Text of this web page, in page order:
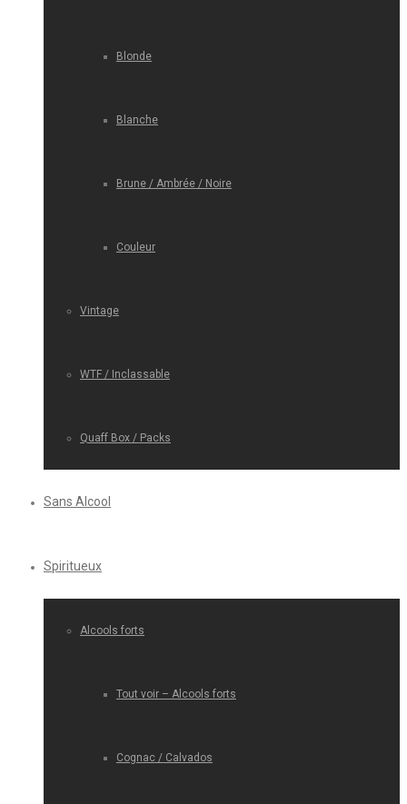
Blonde
Blanche
Brune / Ambrée / Noire
Couleur
Vintage
WTF / Inclassable
Quaff Box / Packs
Sans Alcool
Spiritueux
Alcools forts
Tout voir – Alcools forts
Cognac / Calvados